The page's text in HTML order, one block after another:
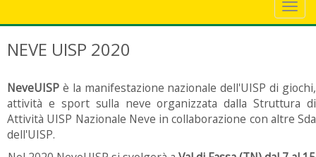
NEVE UISP 2020
NeveUISP è la manifestazione nazionale dell'UISP di giochi,
attività e sport sulla neve organizzata dalla Struttura di
Attività UISP Nazionale Neve in collaborazione con altre Sda
dell'UISP.